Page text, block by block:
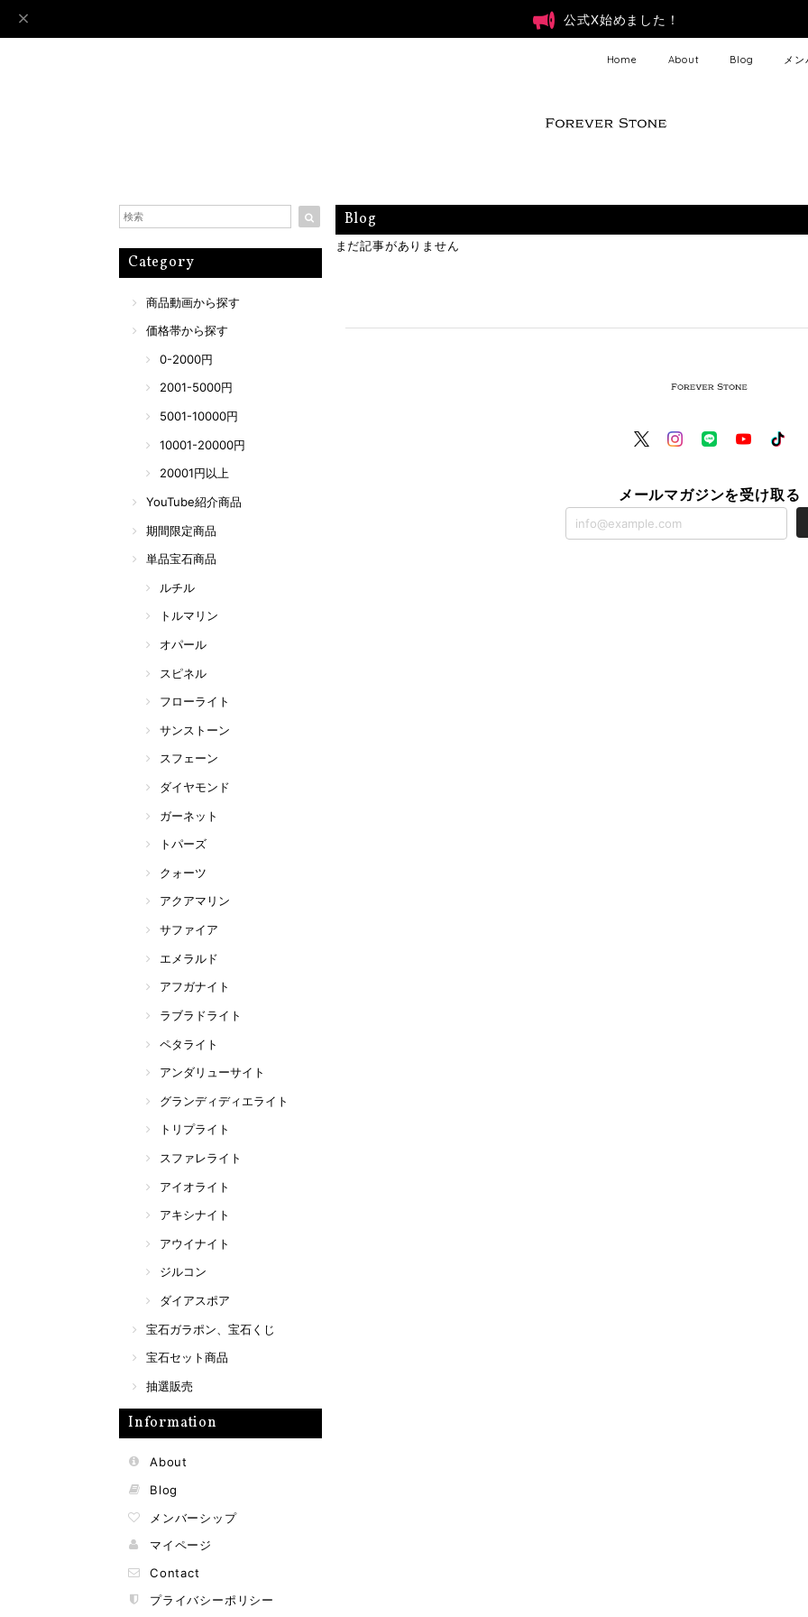
公式X始めました！
Home About Blog メン
Category
商品動画から探す
価格帯から探す
0-2000円
2001-5000円
5001-10000円
10001-20000円
20001円以上
YouTube紹介商品
期間限定商品
単品宝石商品
ルチル
トルマリン
オパール
スピネル
フローライト
サンストーン
スフェーン
ダイヤモンド
ガーネット
トパーズ
クォーツ
アクアマリン
サファイア
エメラルド
アフガナイト
ラブラドライト
ペタライト
アンダリューサイト
グランディディエライト
トリプライト
スファレライト
アイオライト
アキシナイト
アウイナイト
ジルコン
ダイアスポア
宝石ガラポン、宝石くじ
宝石セット商品
抽選販売
Information
About
Blog
メンバーシップ
マイページ
Contact
プライバシーポリシー
Blog
まだ記事がありません
メールマガジンを受け取る